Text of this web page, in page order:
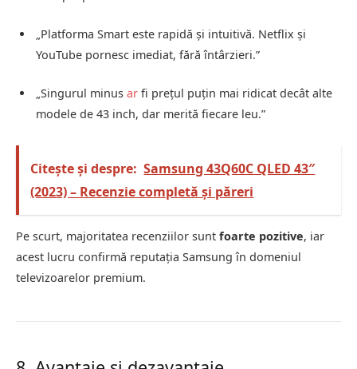
„Platforma Smart este rapidă și intuitivă. Netflix și
YouTube pornesc imediat, fără întârzieri.”
„Singurul minus ar fi prețul puțin mai ridicat decât alte
modele de 43 inch, dar merită fiecare leu.”
Citește și despre: Samsung 43Q60C QLED 43″
(2023) – Recenzie completă și păreri
Pe scurt, majoritatea recenziilor sunt foarte pozitive, iar
acest lucru confirmă reputația Samsung în domeniul
televizoarelor premium.